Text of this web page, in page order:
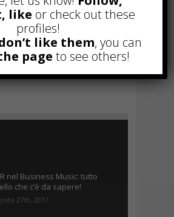
nel Business Music: tutto
che c’è da sapere!
27th, 2017
like or check out these
profiles!
like them, you can
page to see others!